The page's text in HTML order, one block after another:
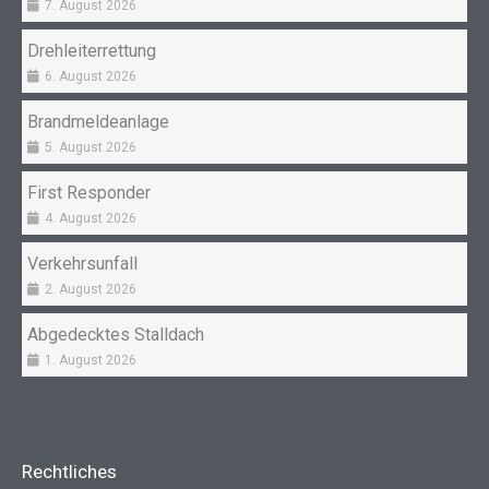
7. August 2026
Drehleiterrettung
6. August 2026
Brandmeldeanlage
5. August 2026
First Responder
4. August 2026
Verkehrsunfall
2. August 2026
Abgedecktes Stalldach
1. August 2026
Rechtliches